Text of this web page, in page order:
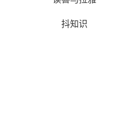
抖知识